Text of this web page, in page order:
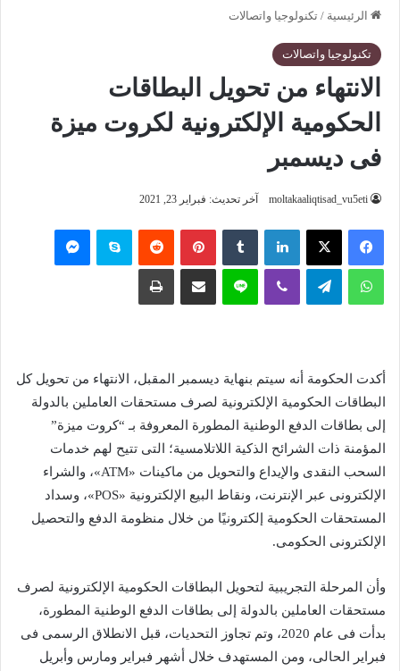
الرئيسية / تكنولوجيا واتصالات
تكنولوجيا واتصالات
الانتهاء من تحويل البطاقات
الحكومية الإلكترونية لكروت ميزة
فى ديسمبر
moltakaaliqtisad_vu5eti آخر تحديث: فبراير 23, 2021
فيسبوك ‫X لينكدإن بينتيريست سكايب
واتساب تيلقرام لاين
أكدت الحكومة أنه سيتم بنهاية ديسمبر المقبل، الانتهاء من تحويل كل
البطاقات الحكومية الإلكترونية لصرف مستحقات العاملين بالدولة
إلى بطاقات الدفع الوطنية المطورة المعروفة بـ “كروت ميزة”
المؤمنة ذات الشرائح الذكية اللاتلامسية؛ التى تتيح لهم خدمات
السحب النقدى والإيداع والتحويل من ماكينات «ATM»، والشراء
الإلكترونى عبر الإنترنت، ونقاط البيع الإلكترونية «POS»، وسداد
المستحقات الحكومية إلكترونيًا من خلال منظومة الدفع والتحصيل
الإلكترونى الحكومى.
وأن المرحلة التجريبية لتحويل البطاقات الحكومية الإلكترونية لصرف
مستحقات العاملين بالدولة إلى بطاقات الدفع الوطنية المطورة،
بدأت فى عام 2020، وتم تجاوز التحديات، قبل الانطلاق الرسمى فى
فبراير الحالى، ومن المستهدف خلال أشهر فبراير ومارس وأبريل